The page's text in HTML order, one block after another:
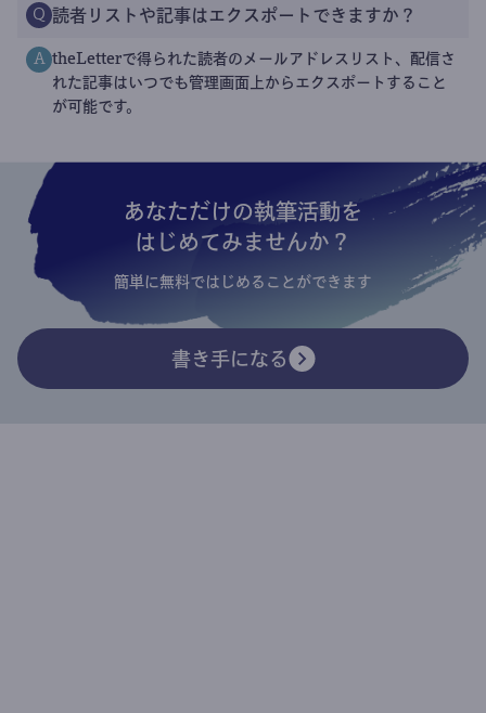
Q 読者リストや記事はエクスポートできますか？
A theLetterで得られた読者のメールアドレスリスト、配信さ
れた記事はいつでも管理画面上からエクスポートすること
が可能です。
あなただけの執筆活動を
はじめてみませんか？
簡単に無料ではじめることができます
書き手になる